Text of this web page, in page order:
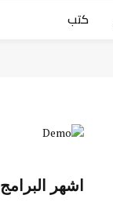
كتب
اشهر البرامج